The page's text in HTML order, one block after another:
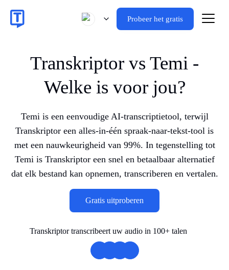
Probeer het gratis
Transkriptor vs Temi -
Welke is voor jou?
Temi is een eenvoudige AI-transcriptietool, terwijl
Transkriptor een alles-in-één spraak-naar-tekst-tool is
met een nauwkeurigheid van 99%. In tegenstelling tot
Temi is Transkriptor een snel en betaalbaar alternatief
dat elk bestand kan opnemen, transcriberen en vertalen.
Gratis uitproberen
Transkriptor transcribeert uw audio in 100+ talen